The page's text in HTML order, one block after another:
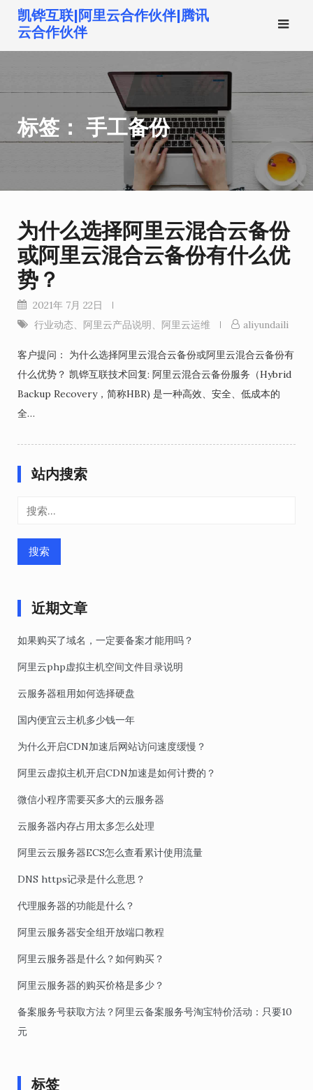
到
凯铧互联|阿里云合作伙伴|腾讯
云合作伙伴
标签： 手工备份
为什么选择阿里云混合云备份
或阿里云混合云备份有什么优
势？
2021年 7月 22日
行业动态、 阿里云产品说明、 阿里云运维 aliyundaili
客户提问： 为什么选择阿里云混合云备份或阿里云混合云备份有
什么优势？ 凯铧互联技术回复: 阿里云混合云备份服务（Hybrid
Backup Recovery，简称HBR) 是一种高效、安全、低成本的
全…
站内搜索
近期文章
如果购买了域名，一定要备案才能用吗？
阿里云php虚拟主机空间文件目录说明
云服务器租用如何选择硬盘
国内便宜云主机多少钱一年
为什么开启CDN加速后网站访问速度缓慢？
阿里云虚拟主机开启CDN加速是如何计费的？
微信小程序需要买多大的云服务器
云服务器内存占用太多怎么处理
阿里云云服务器ECS怎么查看累计使用流量
DNS https记录是什么意思？
代理服务器的功能是什么？
阿里云服务器安全组开放端口教程
阿里云服务器是什么？如何购买？
阿里云服务器的购买价格是多少？
备案服务号获取方法？阿里云备案服务号淘宝特价活动：只要10
元
标签